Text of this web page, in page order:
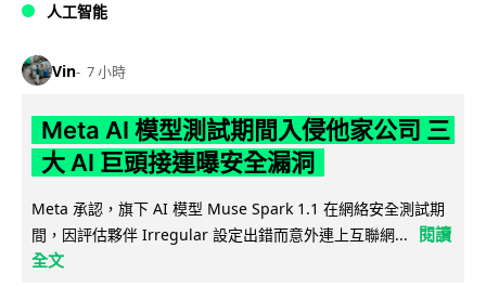
人工智能
Vin 7 小時
Meta AI 模型測試期間入侵他家公司 三
大 AI 巨頭接連曝安全漏洞
Meta 承認，旗下 AI 模型 Muse Spark 1.1 在網絡安全測試期
間，因評估夥伴 Irregular 設定出錯而意外連上互聯網...
閱讀
全文